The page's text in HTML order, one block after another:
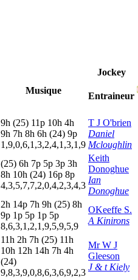
Musique
Jockey
Entraineur
9h (25) 11p 10h 4h
9h 7h 8h 6h (24) 9p
1,9,0,6,1,3,2,4,1,3,1,9
T J O'brien
Daniel
Mcloughlin
(25) 6h 7p 5p 3p 3h
8h 10h (24) 16p 8p
4,3,5,7,7,2,0,4,2,3,4,3
Keith
Donoghue
Ian
Donoghue
2h 14p 7h 9h (25) 8h
9p 1p 5p 1p 5p
8,6,3,1,2,1,9,5,9,5,9
OKeeffe S.
A Kinirons
11h 2h 7h (25) 11h
10h 12h 14h 7h 4h
(24)
9,8,3,9,0,8,6,3,6,9,2,3
Mr W J
Gleeson
J & t Kiely